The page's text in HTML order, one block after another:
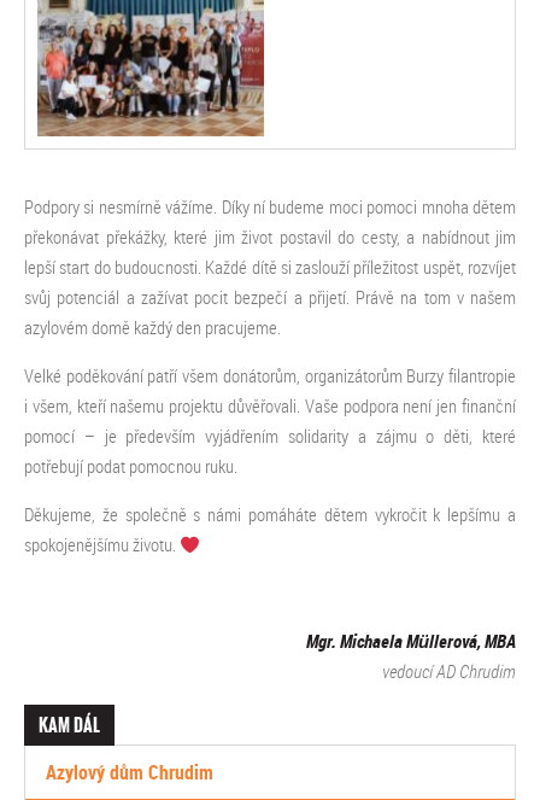
Podpory si nesmírně vážíme. Díky ní budeme moci pomoci mnoha dětem
překonávat překážky, které jim život postavil do cesty, a nabídnout jim
lepší start do budoucnosti. Každé dítě si zaslouží příležitost uspět, rozvíjet
svůj potenciál a zažívat pocit bezpečí a přijetí. Právě na tom v našem
azylovém domě každý den pracujeme.
Velké poděkování patří všem donátorům, organizátorům Burzy filantropie
i všem, kteří našemu projektu důvěřovali. Vaše podpora není jen finanční
pomocí – je především vyjádřením solidarity a zájmu o děti, které
potřebují podat pomocnou ruku.
Děkujeme, že společně s námi pomáháte dětem vykročit k lepšímu a
spokojenějšímu životu.
Mgr. Michaela Müllerová, MBA
vedoucí AD Chrudim
KAM DÁL
Azylový dům Chrudim